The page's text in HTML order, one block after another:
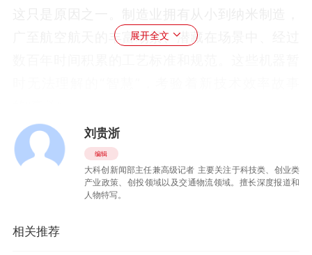
广至航空航天的丰富场景、潜藏在场景中、经过
黄培说，新兴技术应用要“敬畏制造业，敬畏制造
业的复杂性”。
人形机器人进入工厂还处于摸索阶段
展开全文
刘贵浙
编辑
大科创新闻部主任兼高级记者 主要关注于科技类、创业类
产业政策、创投领域以及交通物流领域。擅长深度报道和
人物特写。
相关推荐